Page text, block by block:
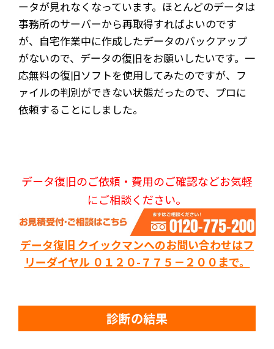
ータが見れなくなっています。ほとんどのデータは
事務所のサーバーから再取得すればよいのです
が、自宅作業中に作成したデータのバックアップ
がないので、データの復旧をお願いしたいです。一
応無料の復旧ソフトを使用してみたのですが、フ
ァイルの判別ができない状態だったので、プロに
依頼することにしました。
データ復旧のご依頼・費用のご確認などお気軽
にご相談ください。
データ復旧 クイックマンへのお問い合わせはフ
リーダイヤル ０１２０-７７５－２００まで。
診断の結果